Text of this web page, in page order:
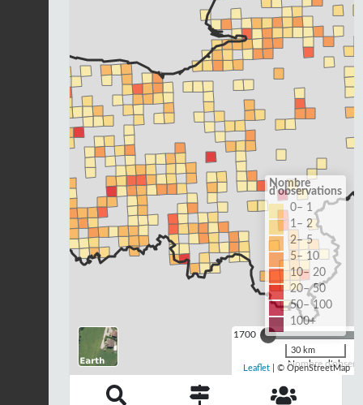
1700
Nombre
Nombre
d'observations
0– 1
1– 2
2– 5
5– 10
10– 20
20– 50
50– 100
100+
30 km
Leaflet | © OpenStreetMap